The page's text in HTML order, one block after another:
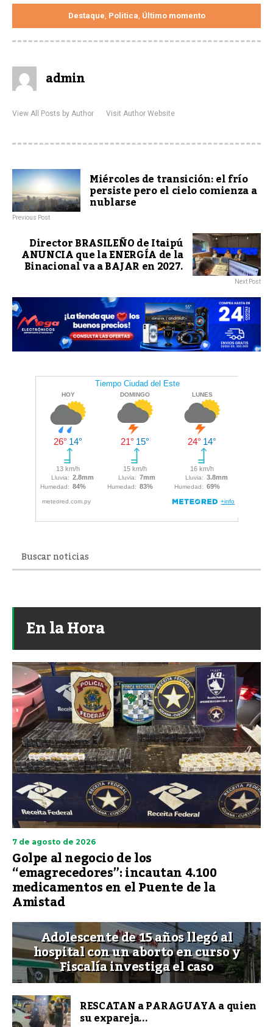
Destaque, Politica, Último momento
admin
View All Posts by Author Visit Author Website
Miércoles de transición: el frío
persiste pero el cielo comienza a
nublarse
Previous Post
Director BRASILEÑO de Itaipú
ANUNCIA que la ENERGÍA de la
Binacional va a BAJAR en 2027.
Next Post
En la Hora
7 de agosto de 2026
Golpe al negocio de los
“emagrecedores”: incautan 4.100
medicamentos en el Puente de la
Amistad
Adolescente de 15 años llegó al
hospital con un aborto en curso y
Fiscalía investiga el caso
RESCATAN a PARAGUAYA a quien
su expareja...